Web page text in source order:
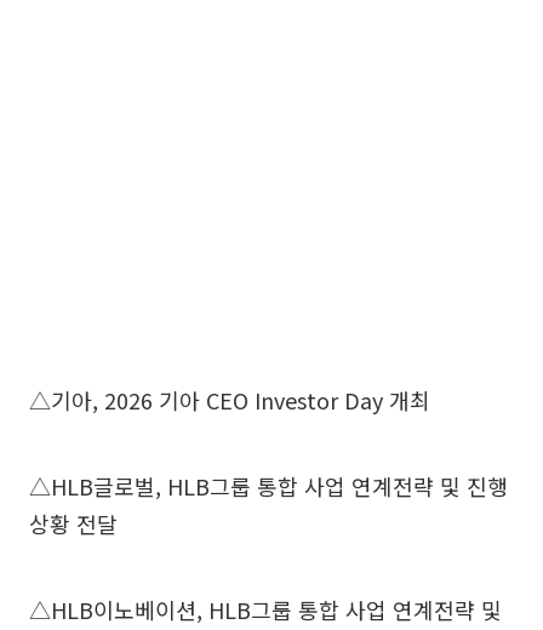
△기아, 2026 기아 CEO Investor Day 개최
△HLB글로벌, HLB그룹 통합 사업 연계전략 및 진행
상황 전달
△HLB이노베이션, HLB그룹 통합 사업 연계전략 및